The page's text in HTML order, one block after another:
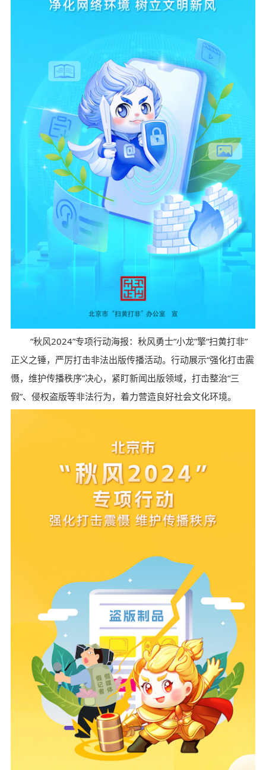
“秋风2024”专项行动海报：秋风勇士“小龙”擎“扫黄打非”
正义之锤，严厉打击非法出版传播活动。行动展示“强化打击震
慑，维护传播秩序”决心，紧盯新闻出版领域，打击整治“三
假”、侵权盗版等非法行为，着力营造良好社会文化环境。